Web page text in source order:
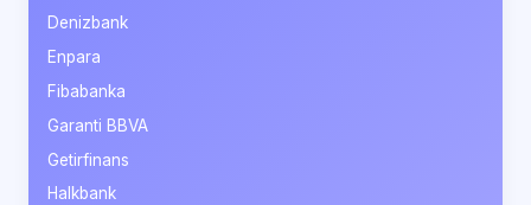
Denizbank
Enpara
Fibabanka
Garanti BBVA
Getirfinans
Halkbank